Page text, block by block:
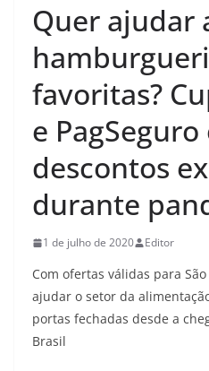
Quer ajudar
favoritas?
e
descontos
durante
1 de julho de 2020 Editor
Com ofertas válidas para
ajudar o setor da
portas fechadas desde a
Brasil